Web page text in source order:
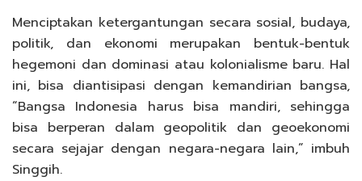
Menciptakan ketergantungan secara sosial, budaya,
politik, dan ekonomi merupakan bentuk-bentuk
hegemoni dan dominasi atau kolonialisme baru. Hal
ini, bisa diantisipasi dengan kemandirian bangsa,
“Bangsa Indonesia harus bisa mandiri, sehingga
bisa berperan dalam geopolitik dan geoekonomi
secara sejajar dengan negara-negara lain,” imbuh
Singgih.